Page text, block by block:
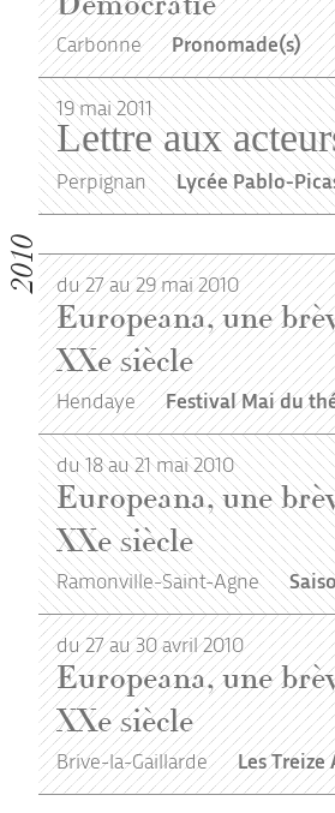
Carbonne Pronomade(s)
19mai2011
Lettre aux
Perpignan Lycée Pablo-
2010 du 27 au 29 mai 2010
Europeana, une
XXe siècle
Hendaye Festival Mai du
du 18 au 21 mai 2010
Europeana, une
XXe siècle
Ramonville-Saint-Agne
du 27 au 30 avril 2010
Europeana, une
XXe siècle
Brive-la-Gaillarde Les Treize